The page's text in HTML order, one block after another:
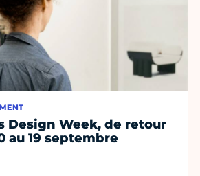
Design Week, de retour
au 19 septembre